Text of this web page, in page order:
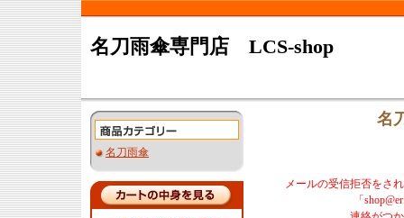
名刀雨傘専門店 LCS-shop
名刀雨傘
名
メールの受信拒否をさ
「